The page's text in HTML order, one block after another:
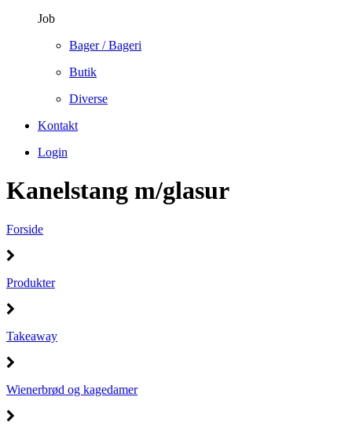
Job
Bager / Bageri
Butik
Diverse
Kontakt
Login
Kanelstang m/glasur
Forside
Produkter
Takeaway
Wienerbrød og kagedamer